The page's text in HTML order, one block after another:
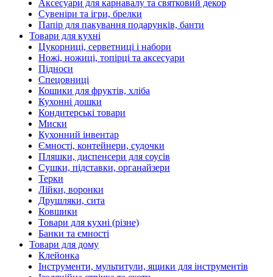
Аксесуари для карнавалу та святковий декор
Сувеніри та ігри, брелки
Папір для пакування подарунків, банти
Товари для кухні
Цукорниці, серветниці і набори
Ножі, ножиці, топірці та аксесуари
Підноси
Спецовниці
Кошики для фруктів, хліба
Кухонні дошки
Кондитерські товари
Миски
Кухонний інвентар
Ємності, контейнери, судочки
Пляшки, диспенсери для соусів
Сушки, підставки, органайзери
Терки
Лійки, воронки
Друшляки, сита
Ковшики
Товари для кухні (різне)
Банки та ємності
Товари для дому
Клейонка
Інструменти, мультитули, ящики для інструментів